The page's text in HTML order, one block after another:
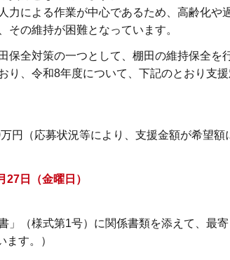
力による作業が中心であるため、高齢化や
その維持が困難となっています。
保全対策の一つとして、棚田の維持保全を
り、令和8年度について、下記のとおり支援
円（応募状況等により、支援金額が希望額
日（金曜日）
」（様式第1号）に関係書類を添えて、最
す。）